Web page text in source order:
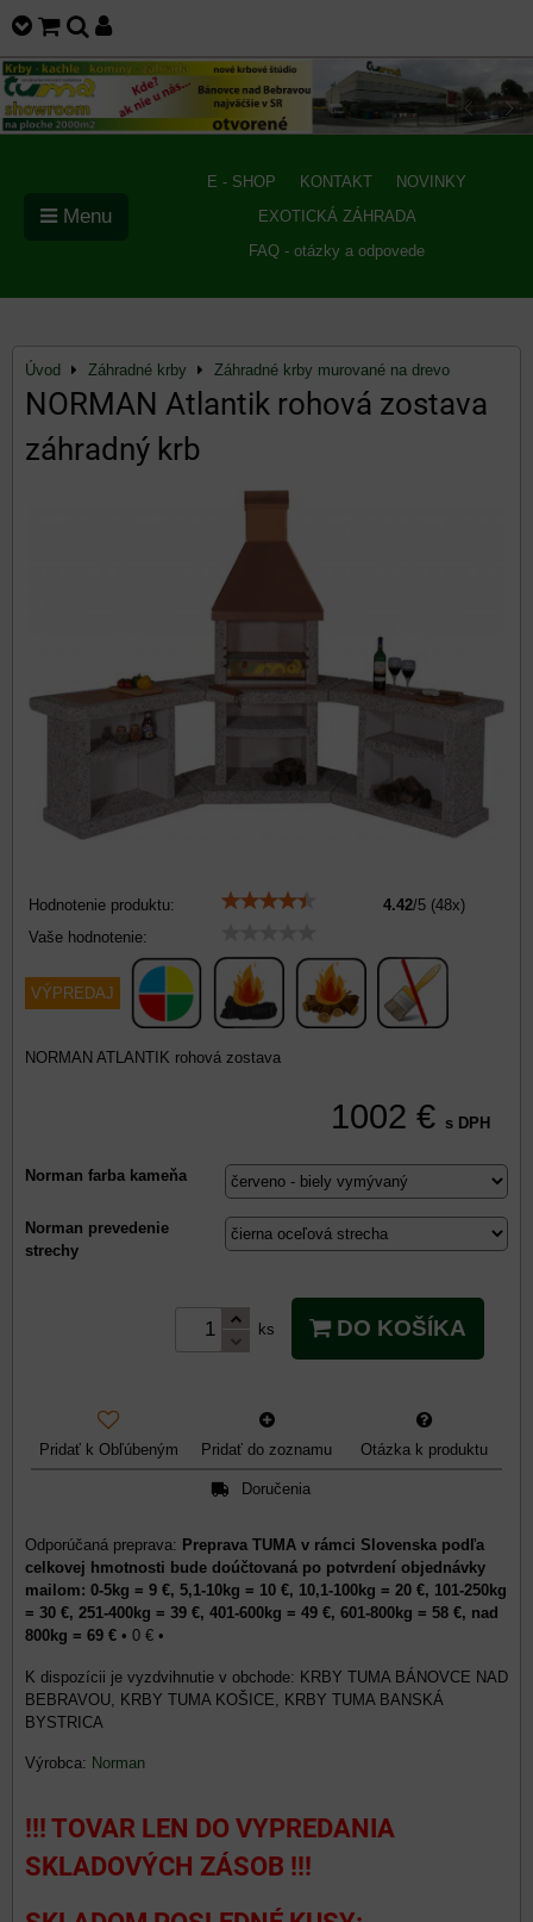
E - SHOP KONTAKT
NOVINKY
EXOTICKÁ ZÁHRADA
FAQ - otázky a odpovede
Menu
Úvod Záhradné krby Záhradné krby murované na drevo
NORMAN Atlantik rohová zostava
záhradný krb
Hodnotenie produktu: 4.42/5 (48x)
Vaše hodnotenie:
VÝPREDAJ
NORMAN ATLANTIK rohová zostava
1002 € s DPH
Norman farba kameňa
Norman prevedenie
strechy
ks DO KOŠÍKA
Pridať k Obľúbeným Pridať do zoznamu Otázka k produktu
Doručenia
Preprava TUMA v rámci Slovenska podľa
celkovej hmotnosti bude doúčtovaná po potvrdení objednávky
mailom: 0-5kg = 9 €, 5,1-10kg = 10 €, 10,1-100kg = 20 €, 101-250kg
= 30 €, 251-400kg = 39 €, 401-600kg = 49 €, 601-800kg = 58 €, nad
800kg = 69 € • 0 € •
KRBY TUMA BÁNOVCE NAD
BEBRAVOU, KRBY TUMA KOŠICE, KRBY TUMA BANSKÁ
BYSTRICA
Výrobca: Norman
!!! TOVAR LEN DO VYPREDANIA
SKLADOVÝCH ZÁSOB !!!